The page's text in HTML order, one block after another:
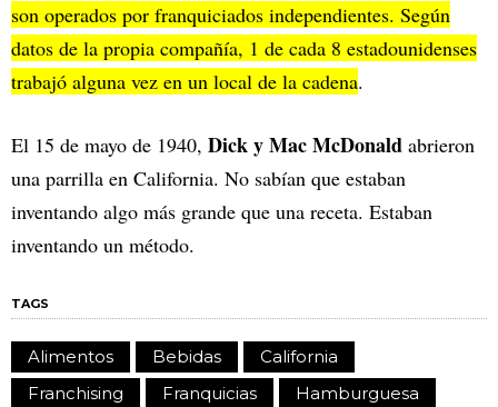
son operados por franquiciados independientes. Según
datos de la propia compañía, 1 de cada 8 estadounidenses
trabajó alguna vez en un local de la cadena.
El 15 de mayo de 1940, Dick y Mac McDonald abrieron
una parrilla en California. No sabían que estaban
inventando algo más grande que una receta. Estaban
inventando un método.
TAGS
Alimentos Bebidas
California
Franchising
Franquicias
Hamburguesa